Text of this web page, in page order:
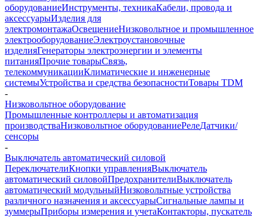
оборудованиеИнструменты, техникаКабели, провода и
аксессуарыИзделия для
электромонтажаОсвещениеНизковольтное и промышленное
электрооборудованиеЭлектроустановочные
изделияГенераторы электроэнергии и элементы
питанияПрочие товарыСвязь,
телекоммуникацииКлиматические и инженерные
системыУстройства и средства безопасностиТовары TDM
-
Низковольтное оборудование
Промышленные контроллеры и автоматизация
производстваНизковольтное оборудованиеРелеДатчики/
сенсоры
-
Выключатель автоматический силовой
ПереключателиКнопки управленияВыключатель
автоматический силовойПредохранителиВыключатель
автоматический модульныйНизковольтные устройства
различного назначения и аксессуарыСигнальные лампы и
зуммерыПриборы измерения и учетаКонтакторы, пускатель